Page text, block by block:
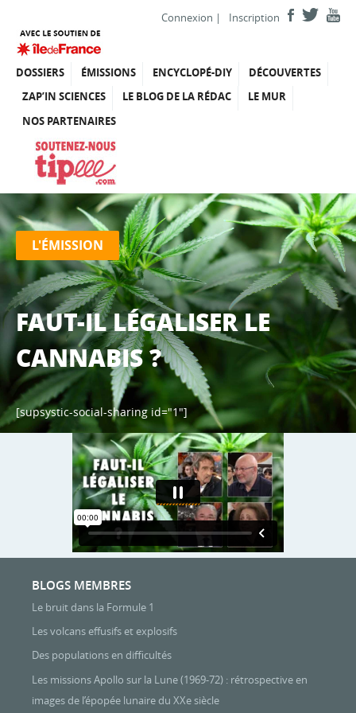
Connexion | Inscription
DOSSIERS ÉMISSIONS ENCYCLOPÉ-DIY
DÉCOUVERTES
ZAP’IN SCIENCES
LE BLOG DE LA RÉDAC
LE MUR
NOS PARTENAIRES
L'ÉMISSION
FAUT-IL LÉGALISER LE
CANNABIS ?
[supsystic-social-sharing id="1"]
BLOGS MEMBRES
Le bruit dans la Formule 1
Les volcans effusifs et explosifs
Des populations en difficultés
Les missions Apollo sur la Lune (1969-72) : rétrospective en
images de l’épopée lunaire du XXe siècle